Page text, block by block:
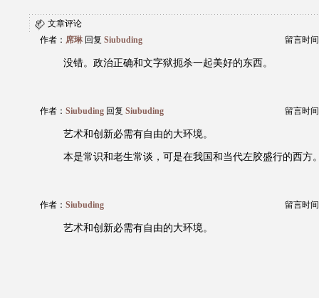
文章评论
作者： 席琳 回复 Siubuding 留言时
没错。政治正确和文字狱扼杀一起美好的东西。
作者： Siubuding 回复 Siubuding 留言时
艺术和创新必需有自由的大环境。
本是常识和老生常谈，可是在我国和当代左胶盛行的西方
作者： Siubuding 留言时
艺术和创新必需有自由的大环境。